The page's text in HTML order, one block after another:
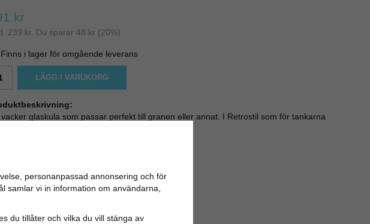
kr
239 kr. Du sparar 48 kr (20%)
Finns i lager för omgående leverans
LÄGG I VARUKORG
vacker glaskula som passar perfekt till granen eller annat. I Retrostil som för tankarna
Glas
i set om 4 i en speciell låda.
personanpassad annonsering och för
samlar vi in information om användarna,
du tillåter och vilka du vill stänga av